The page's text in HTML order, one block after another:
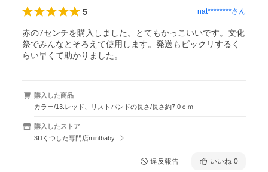
5 nat********さん
赤の7センチを購入しました。とてもかっこいいです。文化
祭でみんなとそろえて使用します。発送もビックリするく
らい早くて助かりました。
購入した商品
カラー/13.レッド、リストバンドの長さ/長さ約7.0ｃｍ
購入したストア
3Dくつした専門店mintbaby
違反報告 いいね 0